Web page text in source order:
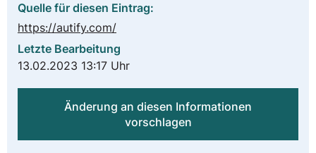
Quelle für diesen Eintrag:
https://autify.com/
Letzte Bearbeitung
13.02.2023 13:17 Uhr
Änderung an diesen Informationen
vorschlagen